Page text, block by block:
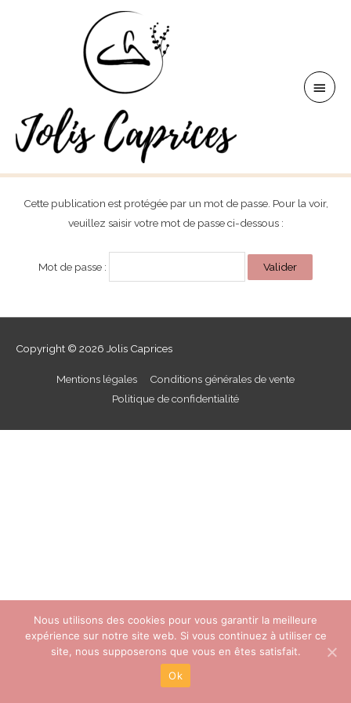
Menu
Cette publication est protégée par un mot de passe. Pour la voir,
veuillez saisir votre mot de passe ci-dessous :
Mot de passe :
Copyright © 2026 Jolis Caprices
Mentions légales
Conditions générales de vente
Politique de confidentialité
Nous utilisons des cookies pour vous garantir la meilleure
expérience sur notre site web. Si vous continuez à utiliser ce
site, nous supposerons que vous en êtes satisfait.
Ok